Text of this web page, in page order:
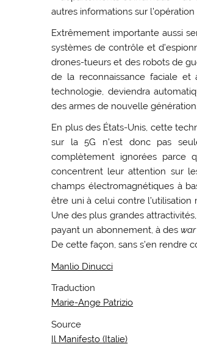
autres informations sur l’opération
Extrêmement importante aussi
systèmes de contrôle et
drones-tueurs et des robots de
de la reconnaissance faciale et
technologie, deviendra
des armes de nouvelle génération.
En plus des États-Unis, cette
sur la 5G n’est donc pas
complètement ignorées parce
concentrent leur attention sur
champs électromagnétiques à
être uni à celui contre
Une des plus grandes
payant un abonnement, à des
De cette façon, sans s’en rendre
Manlio Dinucci
Traduction
Marie-Ange Patrizio
Source
Il Manifesto (Italie)